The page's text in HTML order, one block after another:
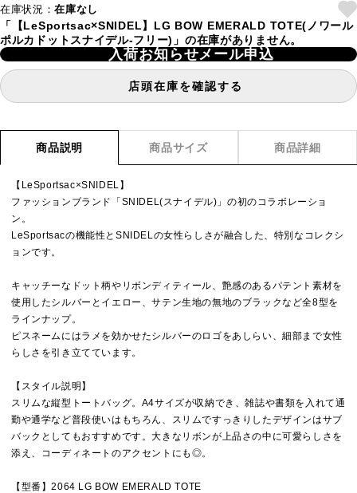
在庫状況：在庫なし
「【LeSportsac×SNIDEL】LG BOW EMERALD TOTE(ノワール
ポルカドットスナイデル-フリー)」の在庫がありません。
入荷お知らせメール申込
店頭在庫を確認する
商品説明 商品サイズ 商品詳細
【LeSportsac×SNIDEL】
ファッションブランド「SNIDEL(スナイデル)」の初のコラボレーショ
ン。
LeSportsacの機能性とSNIDELの女性らしさが融合した、特別なコレクシ
ョンです。
キャッチーなドット柄やリボンディティール、艶感のあるパテント素材を
使用したシルバーとイエロー、サテン生地の無地のブラックなど全8型を
ラインナップ。
ピスネームにはラメを効かせたシルバーのロゴをあしらい、細部まで女性
らしさを引き立てています。
【スタイル説明】
スリムな縦型トートバッグ。A4サイズが収納でき、雑誌や書類を入れて通
勤や通学など普段使いはもちろん、スリムですっきりしたデザインはサブ
バックとしてもおすすめです。大きなリボンが上品さの中に可愛らしさを
添え、コーディネートのアクセントにも◎。
【型番】2064 LG BOW EMERALD TOTE